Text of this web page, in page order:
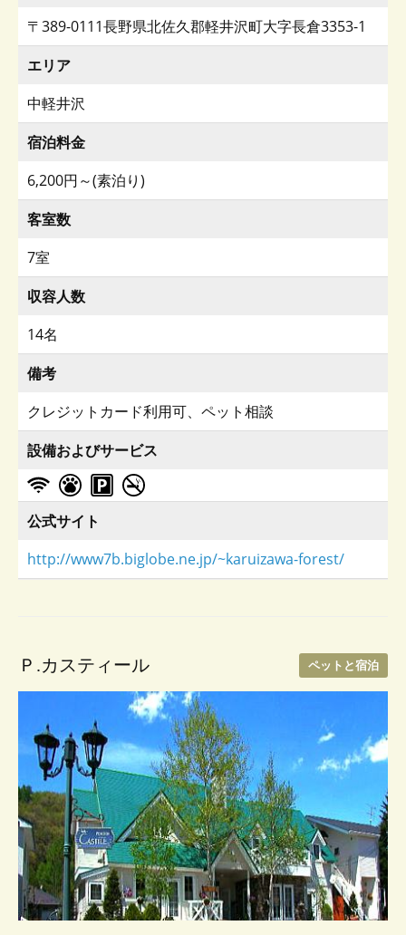
〒389-0111長野県北佐久郡軽井沢町大字長倉3353-1
エリア
中軽井沢
宿泊料金
6,200円～(素泊り)
客室数
7室
収容人数
14名
備考
クレジットカード利用可、ペット相談
設備およびサービス
公式サイト
http://www7b.biglobe.ne.jp/~karuizawa-forest/
Ｐ.カスティール ペットと宿泊